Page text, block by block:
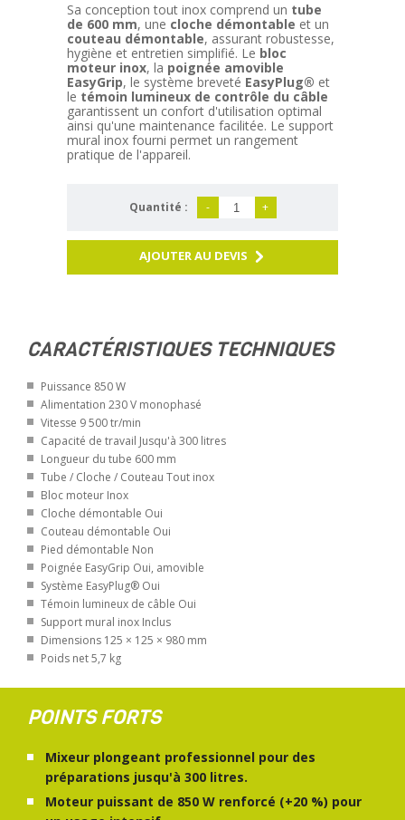
Sa conception tout inox comprend un tube
de 600 mm, une cloche démontable et un
couteau démontable, assurant robustesse,
hygiène et entretien simplifié. Le bloc
moteur inox, la poignée amovible
EasyGrip, le système breveté EasyPlug® et
le témoin lumineux de contrôle du câble
garantissent un confort d'utilisation optimal
ainsi qu'une maintenance facilitée. Le support
mural inox fourni permet un rangement
pratique de l'appareil.
Quantité : - +
AJOUTER AU DEVIS
CARACTÉRISTIQUES TECHNIQUES
Puissance 850 W
Alimentation 230 V monophasé
Vitesse 9 500 tr/min
Capacité de travail Jusqu'à 300 litres
Longueur du tube 600 mm
Tube / Cloche / Couteau Tout inox
Bloc moteur Inox
Cloche démontable Oui
Couteau démontable Oui
Pied démontable Non
Poignée EasyGrip Oui, amovible
Système EasyPlug® Oui
Témoin lumineux de câble Oui
Support mural inox Inclus
Dimensions 125 × 125 × 980 mm
Poids net 5,7 kg
POINTS FORTS
Mixeur plongeant professionnel pour des
préparations jusqu'à 300 litres.
Moteur puissant de 850 W renforcé (+20 %) pour